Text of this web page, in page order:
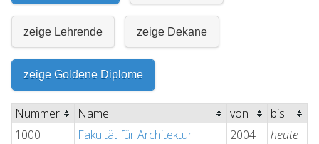
zeige Lehrende zeige Dekane
zeige Goldene Diplome
Nummer Name von
bis
1000
Fakultät für Architektur 2004
heute